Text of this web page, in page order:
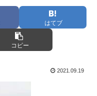
はてブ
コピー
2021.09.19